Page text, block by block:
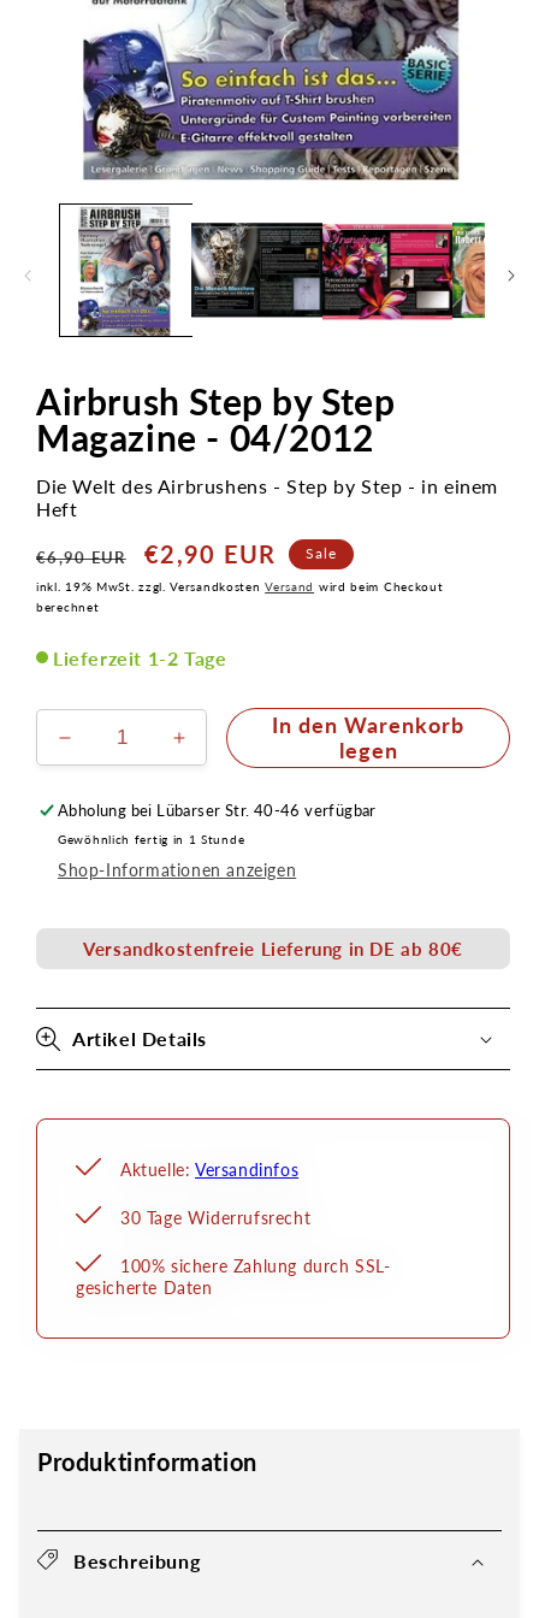
Airbrush Step by Step
Magazine - 04/2012
Die Welt des Airbrushens - Step by Step - in einem
Heft
Normaler
Preis
€6,90 EUR Verkaufspreis
€2,90 EUR Sale
inkl. 19% MwSt. zzgl. VersandkostenVersand wird beim Checkout
berechnet
Lieferzeit 1-2 Tage
Verringere
die
Menge
für
Airbrush
Step
Step
Magazine
-
Erhöhe
die
Menge
für
Airbrush
Step
Step
Magazine
-
In den Warenkorb
legen
Abholung bei Lübarser Str. 40-46 verfügbar
Gewöhnlich fertig in 1 Stunde
Shop-Informationen anzeigen
Versandkostenfreie Lieferung in DE ab 80€
Artikel Details
Aktuelle: Versandinfos
30 Tage Widerrufsrecht
100% sichere Zahlung durch SSL-
gesicherte Daten
Produktinformation
Beschreibung